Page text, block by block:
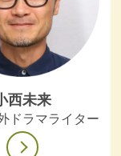
西未来
ドラマライター